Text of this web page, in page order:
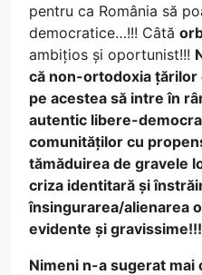
pentru ca România să
democratice…!!! Câtă
ambițios și oportunist!!!
că non-ortodoxia țărilor
pe acestea să intre în
autentic libere-
comunităților cu
tămăduirea de gravele
criza identitară și
însingurarea/alienarea
evidente și gravissime!!!
Nimeni n-a sugerat mai